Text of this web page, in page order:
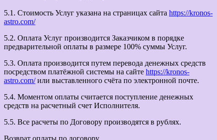
5.1. Стоимость Услуг указана на страницах сайта https://kronos-
astro.com/
5.2. Оплата Услуг производится Заказчиком в порядке
предварительной оплаты в размере 100% суммы Услуг.
5.3. Оплата производится путем перевода денежных средств
посредством платёжной системы на сайте https://kronos-
astro.com/или выставленного счёта по электронной почте.
5.4. Моментом оплаты считается поступление денежных
средств на расчетный счет Исполнителя.
5.5. Все расчеты по Договору производятся в рублях.
Возврат оплаты по договору